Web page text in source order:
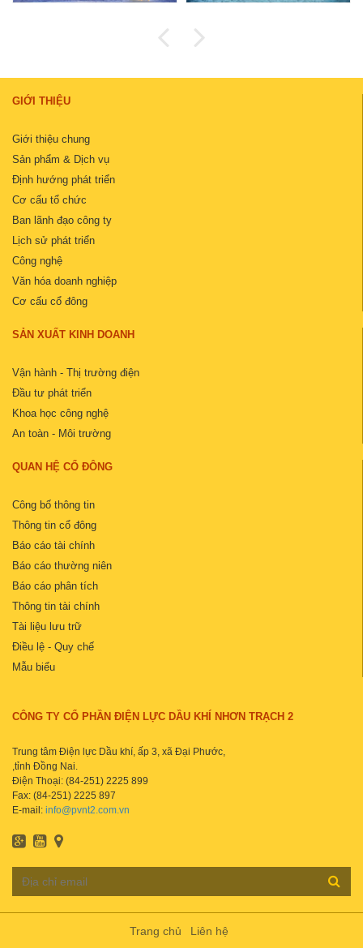
GIỚI THIỆU
Giới thiệu chung
Sản phẩm & Dịch vụ
Định hướng phát triển
Cơ cấu tổ chức
Ban lãnh đạo công ty
Lịch sử phát triển
Công nghệ
Văn hóa doanh nghiệp
Cơ cấu cổ đông
SẢN XUẤT KINH DOANH
Vận hành - Thị trường điện
Đầu tư phát triển
Khoa học công nghệ
An toàn - Môi trường
QUAN HỆ CỔ ĐÔNG
Công bố thông tin
Thông tin cổ đông
Báo cáo tài chính
Báo cáo thường niên
Báo cáo phân tích
Thông tin tài chính
Tài liệu lưu trữ
Điều lệ - Quy chế
Mẫu biểu
CÔNG TY CỔ PHẦN ĐIỆN LỰC DẦU KHÍ NHƠN TRẠCH 2
Trung tâm Điện lực Dầu khí, ấp 3, xã Đại Phước,
,tỉnh Đồng Nai.
Điện Thoại: (84-251) 2225 899
Fax: (84-251) 2225 897
E-mail: info@pvnt2.com.vn
Trang chủ Liên hệ